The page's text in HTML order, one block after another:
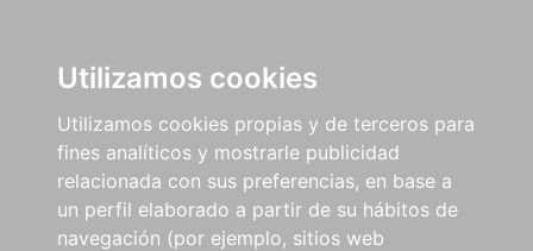
Utilizamos cookies
Utilizamos cookies propias y de terceros para
fines analíticos y mostrarle publicidad
relacionada con sus preferencias, en base a
un perfil elaborado a partir de su hábitos de
navegación (por ejemplo, sitios web